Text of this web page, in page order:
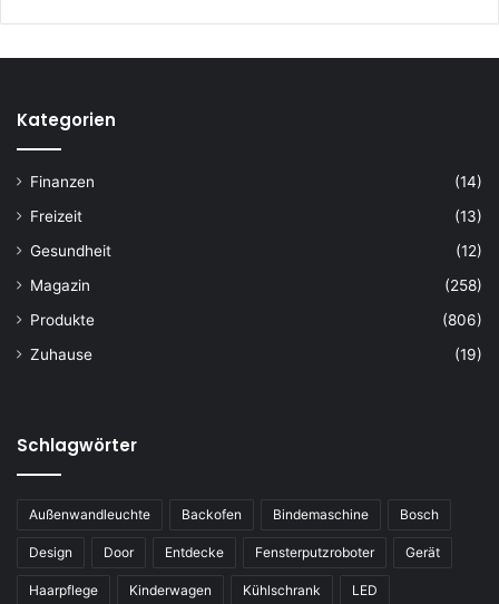
Kategorien
Finanzen
(14)
Freizeit
(13)
Gesundheit
(12)
Magazin
(258)
Produkte
(806)
Zuhause
(19)
Schlagwörter
Außenwandleuchte Backofen Bindemaschine Bosch
Design Door Entdecke Fensterputzroboter Gerät
Haarpflege Kinderwagen Kühlschrank LED